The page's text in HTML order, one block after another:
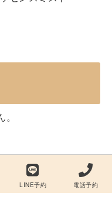
LINE予約 電話予約